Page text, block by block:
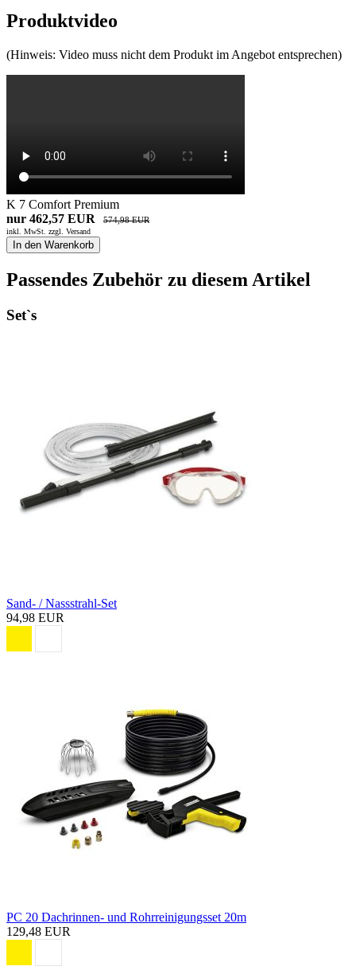
Produktvideo
(Hinweis: Video muss nicht dem Produkt im Angebot entsprechen)
K 7 Comfort Premium
nur 462,57 EUR
574,98 EUR
inkl. MwSt. zzgl. Versand
In den Warenkorb
Passendes Zubehör zu diesem Artikel
Set`s
Sand- / Nassstrahl-Set
94,98 EUR
PC 20 Dachrinnen- und Rohrreinigungsset 20m
129,48 EUR